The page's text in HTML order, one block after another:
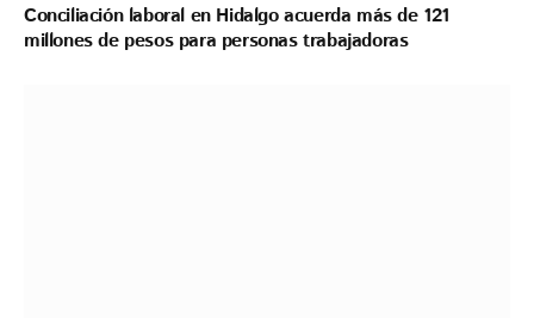
Conciliación laboral en Hidalgo acuerda más de 121
millones de pesos para personas trabajadoras